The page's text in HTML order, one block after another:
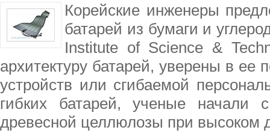
Корейские инженеры
батарей из бумаги и
Institute of Science &
архитектуру батарей, уверены в ее
устройств или сгибаемой
гибких батарей, ученые начали
древесной целлюлозы при высоком